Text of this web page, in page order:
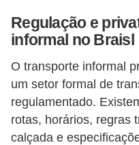
Regulação e
informal no Braisl
O transporte informal
um setor formal de
regulamentado.
rotas, horários, regras
calçada e